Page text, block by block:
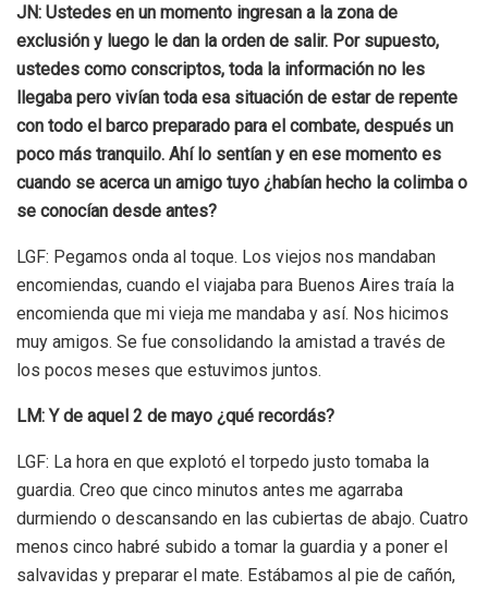
JN: Ustedes en un momento ingresan a la zona de
exclusión y luego le dan la orden de salir. Por supuesto,
ustedes como conscriptos, toda la información no les
llegaba pero vivían toda esa situación de estar de repente
con todo el barco preparado para el combate, después un
poco más tranquilo. Ahí lo sentían y en ese momento es
cuando se acerca un amigo tuyo ¿habían hecho la colimba o
se conocían desde antes?
LGF: Pegamos onda al toque. Los viejos nos mandaban
encomiendas, cuando el viajaba para Buenos Aires traía la
encomienda que mi vieja me mandaba y así. Nos hicimos
muy amigos. Se fue consolidando la amistad a través de
los pocos meses que estuvimos juntos.
LM: Y de aquel 2 de mayo ¿qué recordás?
LGF: La hora en que explotó el torpedo justo tomaba la
guardia. Creo que cinco minutos antes me agarraba
durmiendo o descansando en las cubiertas de abajo. Cuatro
menos cinco habré subido a tomar la guardia y a poner el
salvavidas y preparar el mate. Estábamos al pie de cañón,